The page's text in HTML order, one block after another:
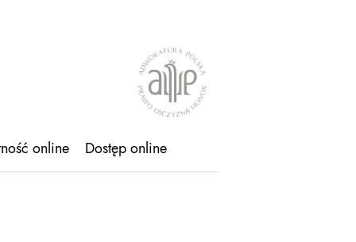
online Dostęp online